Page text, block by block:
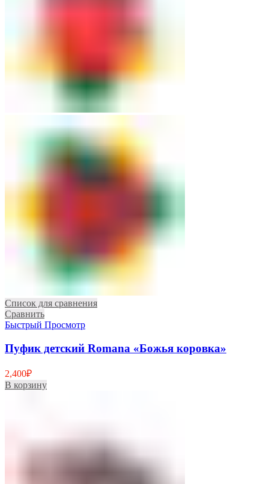
Список для сравнения
Сравнить
Быстрый Просмотр
Пуфик детский Romana «Божья коровка»
2,400₽
В корзину